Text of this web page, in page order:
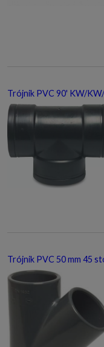
Trójnik PVC 90' KW/
Trójnik PVC 50 mm 45